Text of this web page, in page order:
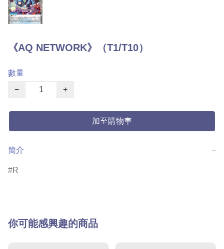
《AQ NETWORK》（T1/T10）
數量
−
+
加至購物車
簡介 −
R
你可能感興趣的商品